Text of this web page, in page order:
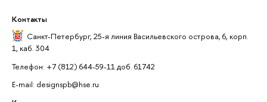
Контакты
Санкт-Петербург, 25-я линия Васильевского острова, 6, корп.
1, каб. 304
Телефон: +7 (812) 644-59-11 доб. 61742
E-mail: designspb@hse.ru